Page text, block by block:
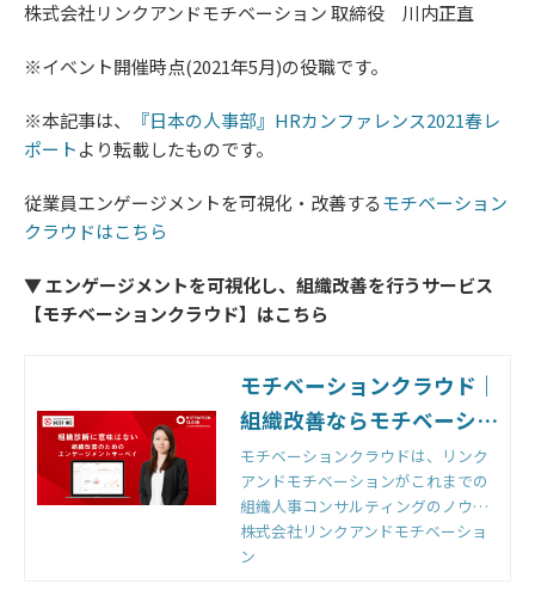
株式会社リンクアンドモチベーション 取締役 川内正直
※イベント開催時点(2021年5月)の役職です。
※本記事は、
『日本の人事部』HRカンファレンス2021春レ
ポートより転載したものです。
従業員エンゲージメントを可視化・改善するモチベーション
クラウドはこちら
▼ エンゲージメントを可視化し、組織改善を行うサービス
【モチベーションクラウド】はこちら
モチベーションクラウド｜
組織改善ならモチベーショ
ンクラウド
モチベーションクラウドは、リンク
アンドモチベーションがこれまでの
組織人事コンサルティングのノウハ
ウをもとに開発した国内初の組織改
善クラウドです。組織のモノサシ
株式会社リンクアンドモチベーショ
ン